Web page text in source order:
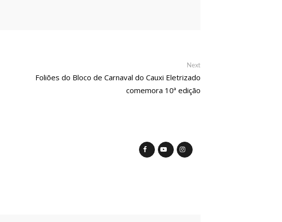
com pedido de falência das lojas Marisa
anos com festa temática da Barbie e encanta web
NextNext
Foliões do Bloco de Carnaval do Cauxi Eletrizado
comemora 10ª edição